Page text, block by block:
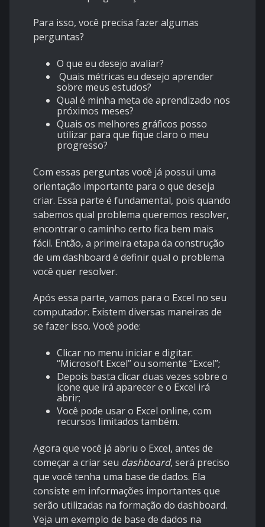
Para isso, você precisa fazer algumas
perguntas?
O que eu desejo avaliar?
Quais métricas eu desejo aprender
sobre meus estudos?
Qual é minha meta de aprendizado nos
próximos meses?
Quais os melhores gráficos posso
utilizar para que fique claro o meu
progresso?
Com essas perguntas você já possui uma
orientação importante para o que deseja
criar. Essa parte é fundamental, pois quando
sabemos qual problema queremos resolver,
encontrar o caminho certo fica bem mais
fácil. Então, a primeira etapa da construção
de um dashboard é definir qual o problema
você quer resolver.
Após essa parte, vamos para o Excel no seu
computador. Existem diversas maneiras de
se fazer isso. Você pode:
Clicar no menu iniciar e digitar:
“Microsoft Excel” ou somente “Excel”;
Depois basta clicar duas vezes sobre o
ícone que irá aparecer e o Excel irá
abrir;
Você pode usar o Excel online, com
recursos limitados também.
Agora que você já abriu o Excel, antes de
começar a criar seu dashboard, será preciso
que você tenha uma base de dados. Ela
consiste em informações importantes que
serão utilizadas na formação do dashboard.
Veja um exemplo de base de dados na